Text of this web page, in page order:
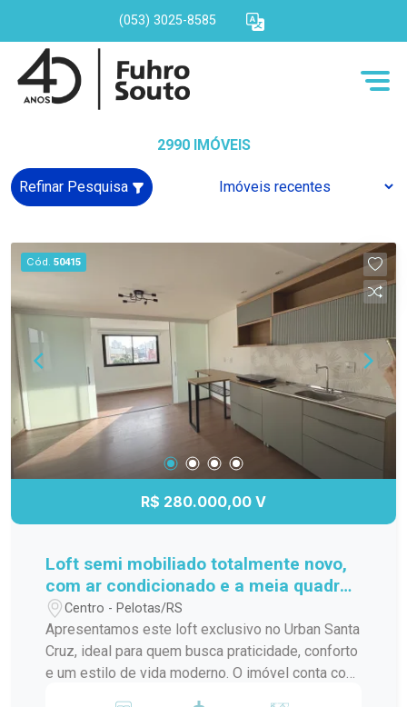
(053) 3025-8585
2990 IMÓVEIS
Refinar Pesquisa
Cód. 50415
R$ 280.000,00 V
Loft semi mobiliado totalmente novo,
com ar condicionado e a meia quadra
da ucpel
Centro - Pelotas/RS
Apresentamos este loft exclusivo no Urban Santa
Cruz, ideal para quem busca praticidade, conforto
e um estilo de vida moderno. O imóvel conta com